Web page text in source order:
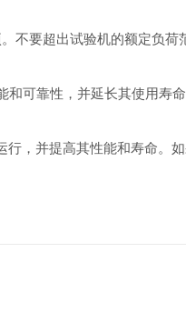
要超出试验机的额定负荷
可靠性，并延长其使用寿命
，并提高其性能和寿命。